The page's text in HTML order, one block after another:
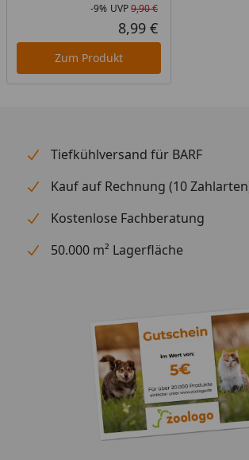
Rabatt in
-9%
Ursprünglicher
UVP9,90 €
Aktueller Preis
8,99 €
Zum Produkt
Tiefkühlversand für BARF
Kauf auf Rechnung (10
Kostenlose Fachberatung
50.000 m² Lagerfläche